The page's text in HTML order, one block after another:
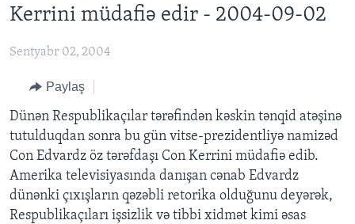
content
to
Navigation
Skip
to
Search
DÜNYAYA BAXIŞ
FAKTLAR NƏ DEYIR?
DÜNYA
UKRAYNA BÖHRANI
İSRAIL-HƏMAS MÜNAQIŞƏSI
ABŞ
ABŞ SEÇKILƏRI 2024
İRAN AZƏRBAYCANI
VIDEOLAR
MEDIA AZADLIĞI
BAŞ MƏQALƏ
Kerrini müdafiə edir - 2004-09-02
Sentyabr 02, 2004
Paylaş
Dünən Respublikaçılar tərəfindən kəskin tənqid atəşinə
tutulduqdan sonra bu gün vitse-prezidentliyə namizəd
Con Edvardz öz tərəfdaşı Con Kerrini müdafiə edib.
Amerika televisiyasında danışan cənab Edvardz
dünənki çıxışların qəzəbli retorika olduğunu deyərək,
Respublikaçıları işsizlik və tibbi xidmət kimi əsas